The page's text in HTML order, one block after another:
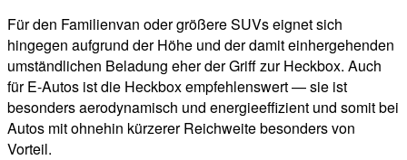
Für den Familienvan oder größere SUVs eignet sich
hingegen aufgrund der Höhe und der damit einhergehenden
umständlichen Beladung eher der Griff zur Heckbox. Auch
für E-Autos ist die Heckbox empfehlenswert — sie ist
besonders aerodynamisch und energieeffizient und somit bei
Autos mit ohnehin kürzerer Reichweite besonders von
Vorteil.